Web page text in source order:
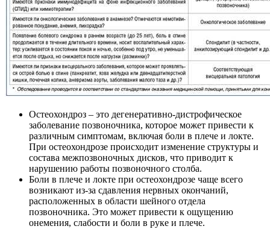
Остеохондроз – это дегенеративно-дистрофическое
заболевание позвоночника, которое может привести к
различным симптомам, включая боли в плече и локте.
При остеохондрозе происходит изменение структуры и
состава межпозвоночных дисков, что приводит к
нарушению работы позвоночного столба.
Боли в плече и локте при остеохондрозе чаще всего
возникают из-за сдавления нервных окончаний,
расположенных в области шейного отдела
позвоночника. Это может привести к ощущению
онемения, слабости и боли в руке и плече.